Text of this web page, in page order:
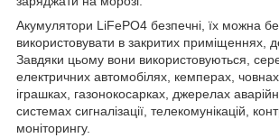
Акумулятори LiFePO4 безпечні, їх можна
використовувати в закритих приміщеннях,
Завдяки цьому вони використовуються,
електричних автомобілях, кемперах, човнах,
іграшках, газонокосарках, джерелах
системах сигналізації, телекомунікацій,
моніторингу.